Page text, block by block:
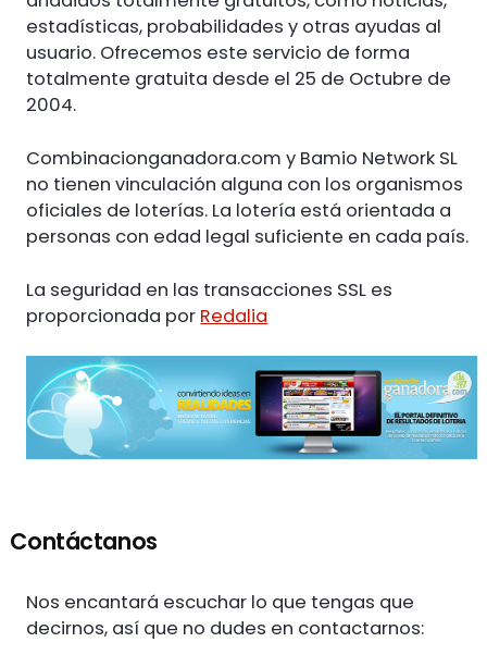
estadísticas, probabilidades y otras ayudas al
usuario. Ofrecemos este servicio de forma
totalmente gratuita desde el 25 de Octubre de
2004.
Combinacionganadora.com y Bamio Network SL
no tienen vinculación alguna con los organismos
oficiales de loterías. La lotería está orientada a
personas con edad legal suficiente en cada país.
La seguridad en las transacciones SSL es
proporcionada por Redalia
Contáctanos
Nos encantará escuchar lo que tengas que
decirnos, así que no dudes en contactarnos: